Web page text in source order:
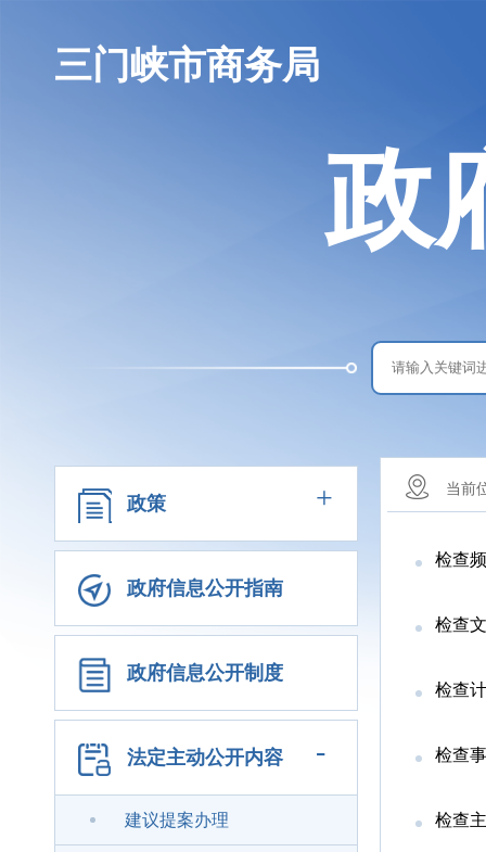
三门峡市商务局
政
政策 +
政府信息公开指南
政府信息公开制度
法定主动公开内容 -
建议提案办理
当前
检查
检查
检查
检查
检查